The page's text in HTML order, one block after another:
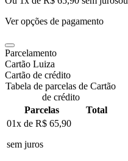
Ver opções de pagamento
Parcelamento
Cartão Luiza
Cartão de crédito
Tabela de parcelas de Cartão
de crédito
Parcelas
Total
01x de R$ 65,90
sem juros